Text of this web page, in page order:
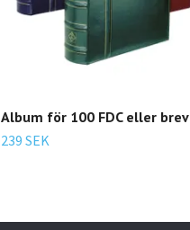
Album för 100 FDC eller brev
239 SEK